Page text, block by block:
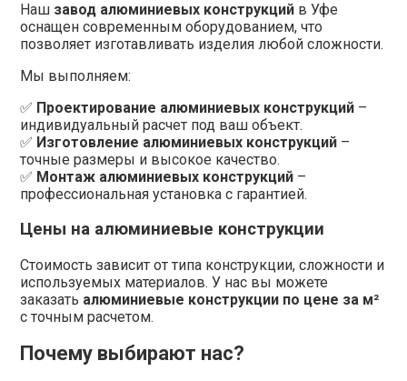
Наш завод алюминиевых конструкцийв Уфе
оснащен современным оборудованием, что
позволяет изготавливать изделия любой сложности.
Мы выполняем:
✅ Проектирование алюминиевых конструкций–
индивидуальный расчет под ваш объект.
✅ Изготовление алюминиевых конструкций–
точные размеры и высокое качество.
✅ Монтаж алюминиевых конструкций–
профессиональная установка с гарантией.
Цены на алюминиевые конструкции
Стоимость зависит от типа конструкции, сложности и
используемых материалов. У нас вы можете
заказать алюминиевые конструкции по цене за м²
с точным расчетом.
Почему выбирают нас?